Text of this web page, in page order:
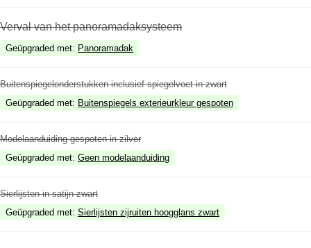
Verval van het panoramadaksysteem
Geüpgraded met: Panoramadak
Buitenspiegelonderstukken inclusief spiegelvoet in zwart
Geüpgraded met: Buitenspiegels exterieurkleur gespoten
Modelaanduiding gespoten in zilver
Geüpgraded met: Geen modelaanduiding
Sierlijsten in satijn zwart
Geüpgraded met: Sierlijsten zijruiten hoogglans zwart